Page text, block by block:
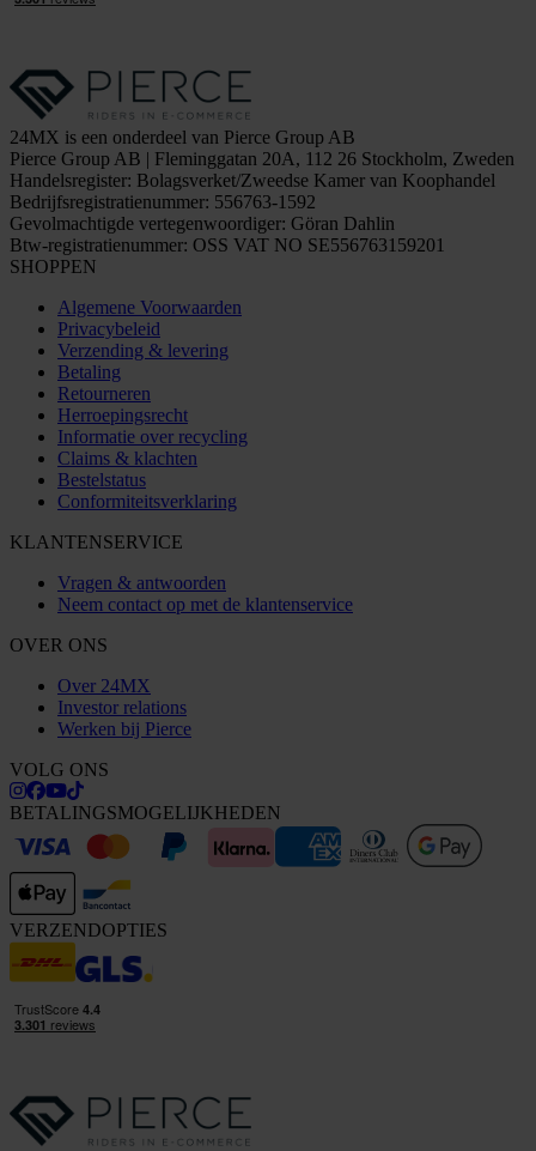
24MX is een onderdeel van Pierce Group AB
Pierce Group AB | Fleminggatan 20A, 112 26 Stockholm, Zweden
Handelsregister: Bolagsverket/Zweedse Kamer van Koophandel
Bedrijfsregistratienummer: 556763-1592
Gevolmachtigde vertegenwoordiger: Göran Dahlin
Btw-registratienummer: OSS VAT NO SE556763159201
SHOPPEN
Algemene Voorwaarden
Privacybeleid
Verzending & levering
Betaling
Retourneren
Herroepingsrecht
Informatie over recycling
Claims & klachten
Bestelstatus
Conformiteitsverklaring
KLANTENSERVICE
Vragen & antwoorden
Neem contact op met de klantenservice
OVER ONS
Over 24MX
Investor relations
Werken bij Pierce
VOLG ONS
BETALINGSMOGELIJKHEDEN
VERZENDOPTIES